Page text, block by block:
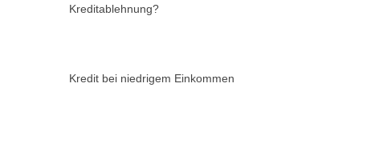
Kreditablehnung?
Kredit bei niedrigem Einkommen